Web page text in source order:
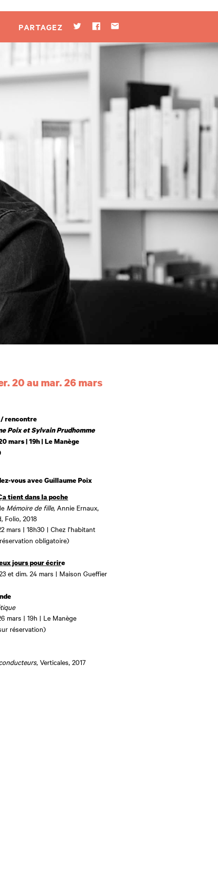
PARTAGEZ Twitter Facebook
et horaires
20 au mar. 26 mars
rencontre
Poix et Sylvain Prudhomme
mars | 19h | Le Manège
vous avec Guillaume Poix
tient dans la poche
Mémoire de fille, Annie Ernaux,
Folio, 2018
mars | 18h30 | Chez l’habitant
obligatoire)
jours pour écrire
et dim. 24 mars | Maison Gueffier
mars | 19h | Le Manège
réservation)
, Verticales, 2017